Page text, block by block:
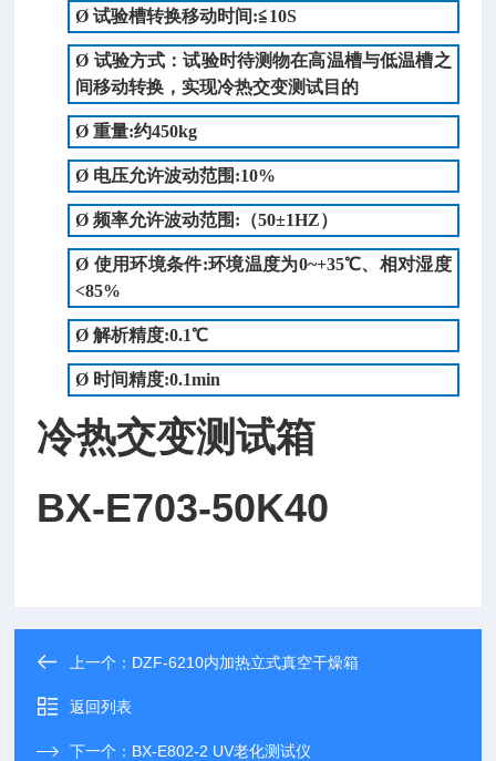
Ø试验槽转换移动时间:≦10S
Ø 试验方式：试验时待测物在高温槽与低温槽之
间移动转换，实现冷热交变测试目的
Ø重量:约450kg
Ø 电压允许波动范围 :10%
Ø频率允许波动范围 : （50±1HZ）
Ø 使用环境条件:环境温度为0~+35℃、相对湿度
<85%
Ø解析精度:0.1℃
Ø 时间精度:0.1min
冷热交变测试箱
BX-E703-50K40
上一个： DZF-6210内加热立式真空干燥箱
返回列表
下一个： BX-E802-2 UV老化测试仪